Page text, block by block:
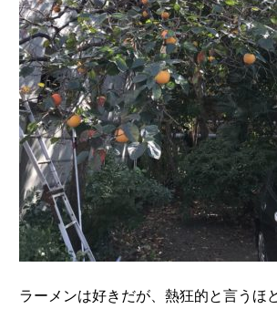
ラーメンは好きだが、熱狂的と言うほ